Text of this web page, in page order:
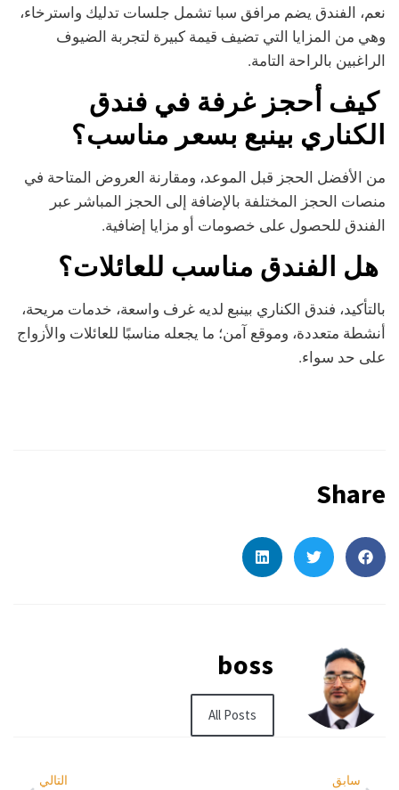
نعم، الفندق يضم مرافق سبا تشمل جلسات تدليك واسترخاء،
وهي من المزايا التي تضيف قيمة كبيرة لتجربة الضيوف
الراغبين بالراحة التامة.
كيف أحجز غرفة في فندق
الكناري بينبع بسعر مناسب؟
من الأفضل الحجز قبل الموعد، ومقارنة العروض المتاحة في
منصات الحجز المختلفة بالإضافة إلى الحجز المباشر عبر
الفندق للحصول على خصومات أو مزايا إضافية.
هل الفندق مناسب للعائلات؟
بالتأكيد، فندق الكناري بينبع لديه غرف واسعة، خدمات مريحة،
أنشطة متعددة، وموقع آمن؛ ما يجعله مناسبًا للعائلات والأزواج
على حد سواء.
Share
boss
All Posts
سابق التالي